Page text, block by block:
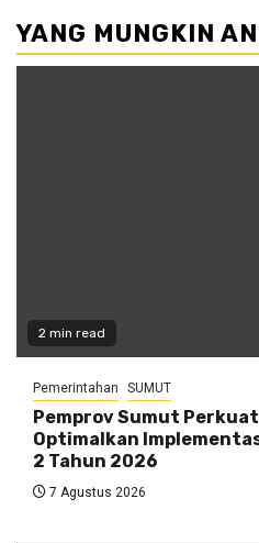
YANG MUNGKIN
2 min read
Pemerintahan SUMUT
Pemprov Sumut
Optimalkan
2 Tahun 2026
7 Agustus 2026